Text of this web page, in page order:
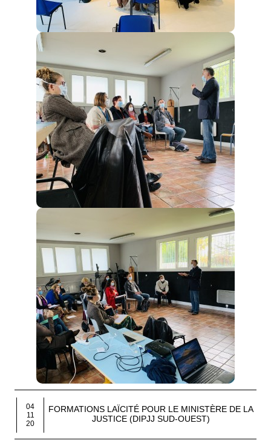
04
11
20
FORMATIONS LAÏCITÉ POUR LE MINISTÈRE DE LA
JUSTICE (DIPJJ SUD-OUEST)